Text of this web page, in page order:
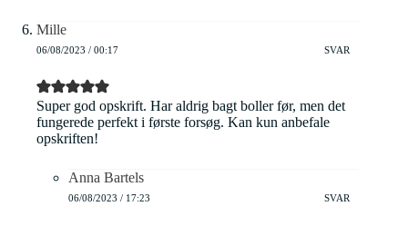
Mille
06/08/2023 / 00:17 SVAR
Super god opskrift. Har aldrig bagt boller før, men det
fungerede perfekt i første forsøg. Kan kun anbefale
opskriften!
Anna Bartels
06/08/2023 / 17:23 SVAR